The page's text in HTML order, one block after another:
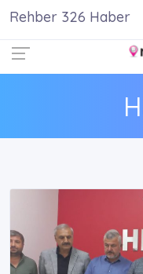
Rehber 326 Haber